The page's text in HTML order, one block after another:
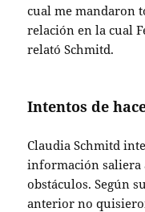
cual me mandaron
relación en la cual
relató Schmitd.
Intentos de
Claudia Schmitd
información saliera
obstáculos. Según
anterior no